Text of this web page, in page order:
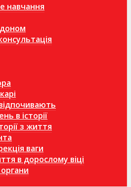
навчання
в історії
з життя
ваги
в дорослому віці